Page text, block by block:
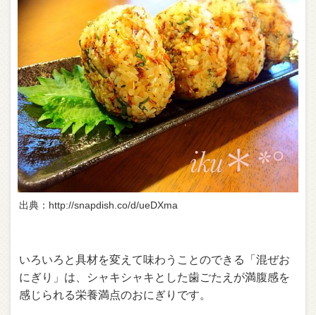
出典：http://snapdish.co/d/ueDXma
いろいろと具材を変えて味わうことのできる「混ぜお
にぎり」は、シャキシャキとした歯ごたえが満腹感を
感じられる栄養満点のおにぎりです。